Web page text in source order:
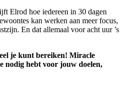
Elrod hoe iedereen in 30 dagen
kan werken aan meer focus,
En dat allemaal voor acht uur ’s
je kunt bereiken! Miracle
nodig hebt voor jouw doelen,